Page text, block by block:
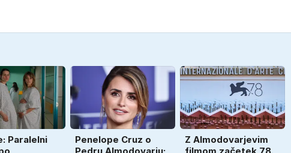
Paralelni
Penelope Cruz o
Z Almodovarjevim